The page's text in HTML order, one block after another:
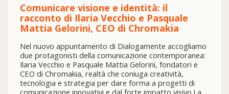
Comunicare visione e identità: il
racconto di Ilaria Vecchio e Pasquale
Mattia Gelorini, CEO di Chromakia
Nel nuovo appuntamento di Dialogamente accogliamo
due protagonisti della comunicazione contemporanea:
Ilaria Vecchio e Pasquale Mattia Gelorini, fondatori e
CEO di Chromakia, realtà che coniuga creatività,
tecnologia e strategia per dare forma a progetti di
comunicazione innovativi e dal forte impatto visivo.La